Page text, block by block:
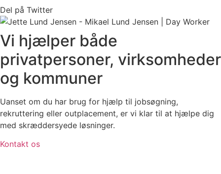
Del på Twitter
Vi hjælper både
privatpersoner, virksomheder
og kommuner
Uanset om du har brug for hjælp til jobsøgning,
rekruttering eller outplacement, er vi klar til at hjælpe dig
med skræddersyede løsninger.
Kontakt os